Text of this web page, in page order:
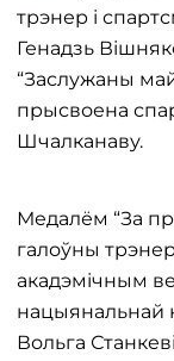
трэнер і
Генадзь
“Заслужаны
прысвоена
Шчалканаву.
Медалём “За
галоўны
акадэмічным
нацыянальнай
Вольга